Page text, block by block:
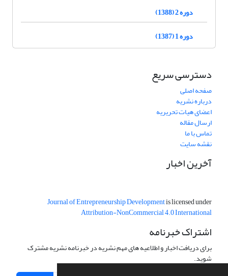
دوره 2 (1388)
دوره 1 (1387)
دسترسی سریع
صفحه اصلی
درباره نشریه
اعضای هیات تحریریه
ارسال مقاله
تماس با ما
نقشه سایت
آخرین اخبار
Journal of Entrepreneurship Developmentis licensed under
Attribution-NonCommercial 4.0 International
اشتراک خبرنامه
برای دریافت اخبار و اطلاعیه های مهم نشریه در خبرنامه نشریه مشترک
شوید.